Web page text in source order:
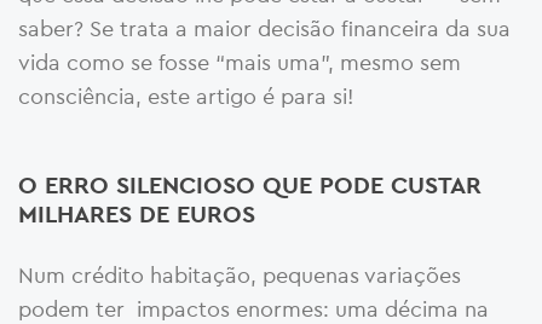
saber? Se trata a maior decisão financeira da sua
vida como se fosse “mais uma”, mesmo sem
consciência, este artigo é para si!
O ERRO SILENCIOSO QUE PODE CUSTAR
MILHARES DE EUROS
Num crédito habitação, pequenas variações
podem ter impactos enormes: uma décima na